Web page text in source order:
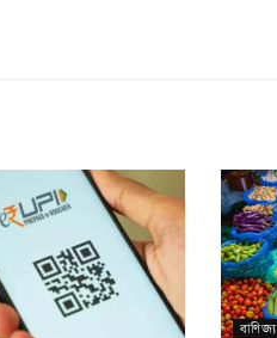
বাণিজ্য